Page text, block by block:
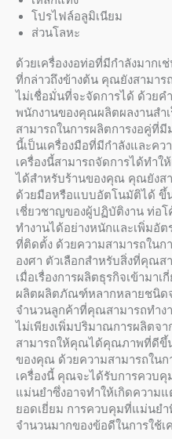
โปรไฟล์อลูมิเนียม
ส่วนโลหะ
ด้วยเครื่องงอท่อที่มีกำลังมาก
ที่กล่าวถึงข้างต้น คุณยังสามา
ไม่เชื่อมั่นที่จะจัดการได้ ด้วย
พนักงานของคุณผลิตผลงานสำ
สามารถในการผลิตการงอคู่ที่
นี้เป็นเครื่องมือที่มีกำลังและค
เครื่องนี้สามารถจัดการได้ทำ
ได้สำหรับร้านของคุณ คุณยังส
ด้วยมือหรือแบบอัตโนมัติได้ ขึ้
เชี่ยวชาญของผู้ปฏิบัติงาน ท่อโ
ทำงานได้อย่างหนักและเพิ่มอั
ที่ติดตั้ง ด้วยความสามารถในก
องศา ตัวเลือกสำหรับสิ่งที่คุณส
เมื่อเรื่องการผลิตธุรกิจเข้ามา
ผลิตผลิตภัณฑ์หลากหลายชนิด
จำนวนลูกค้าที่คุณสามารถทำง
ไม่เพียงเพิ่มปริมาณการผลิตจ
สามารถให้คุณได้คุณภาพที่ดี
ของคุณ ด้วยความสามารถในก
เครื่องนี้ คุณจะได้รับการควบคุ
แม่นยำซึ่งอาจทำให้เกิดความ
ยอดเยี่ยม การควบคุมที่แม่นยำ
จำนวนมากของข้อดีในการใช้